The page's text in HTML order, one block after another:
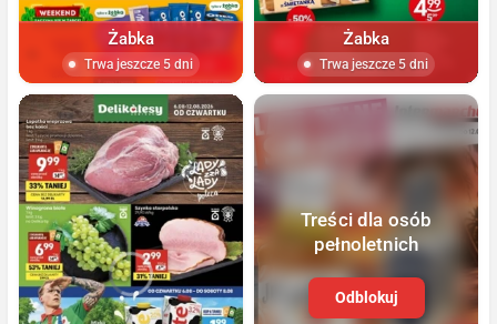
Żabka
Trwa jeszcze 5 dni
Żabka
Trwa jeszcze 5 dni
Treści dla osób
pełnoletnich
Odblokuj